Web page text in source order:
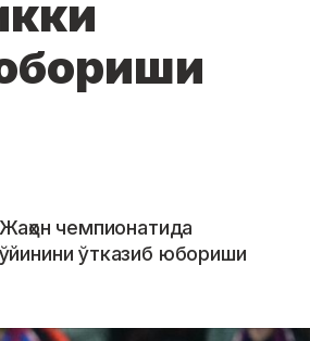
чемпионатида
ўтказиб юбориши